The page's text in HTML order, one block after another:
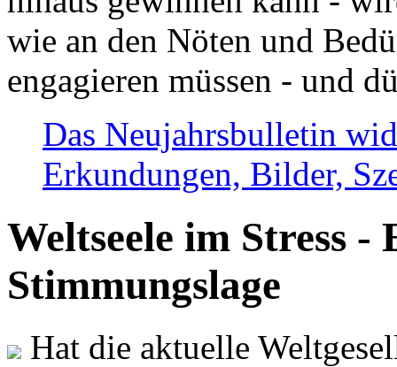
wie an den Nöten und
engagieren müssen - und
Das Neujahrsbulletin
Erkundungen, Bilder,
Weltseele im Stress -
Stimmungslage
Hat die aktuelle